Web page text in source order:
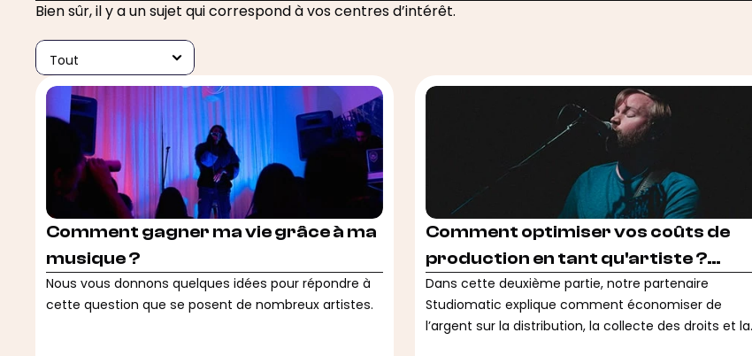
Bien sûr, il y a un sujet qui correspond à vos centres d’intérêt.
Comment gagner ma vie grâce à ma
musique ?
Nous vous donnons quelques idées pour répondre à
cette question que se posent de nombreux artistes.
Comment optimiser vos coûts de
production en tant qu'artiste ?
(Partie 2)
Dans cette deuxième partie, notre partenaire
Studiomatic explique comment économiser de
l’argent sur la distribution, la collecte des droits et la